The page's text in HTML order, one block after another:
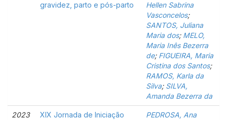
gravidez, parto e pós-parto
Hellen Sabrina
Vasconcelos;
SANTOS, Juliana
Maria dos; MELO,
Maria Inês Bezerra
de; FIGUEIRA, Maria
Cristina dos Santos;
RAMOS, Karla da
Silva; SILVA,
Amanda Bezerra da
2023
XIX Jornada de Iniciação
PEDROSA, Ana